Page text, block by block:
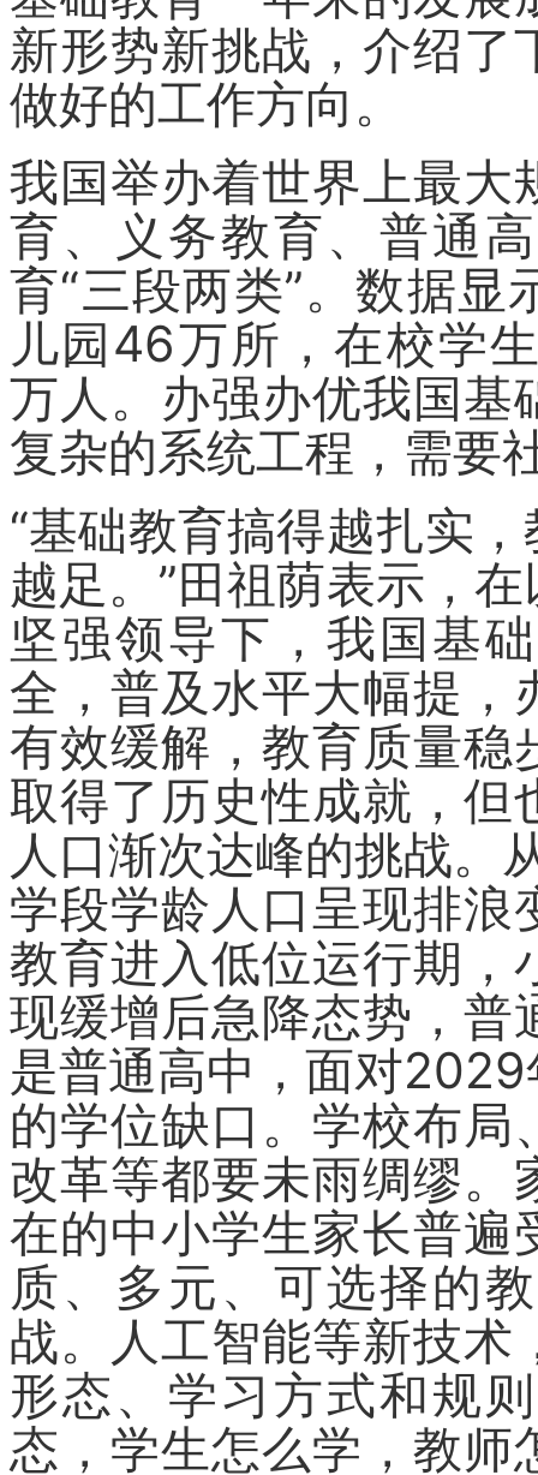
新形势新挑战，介绍了
做好的工作方向。
我国举办着世界上最大
育、义务教育、普通
育“三段两类”。数据
儿园46万所，在校学
万人。办强办优我国基
复杂的系统工程，需要
“基础教育搞得越扎实
越足。”田祖荫表示，
坚强领导下，我国基
全，普及水平大幅提，
有效缓解，教育质量稳
取得了历史性成就，但
人口渐次达峰的挑战。
学段学龄人口呈现排浪
教育进入低位运行期，
现缓增后急降态势，普
是普通高中，面对
的学位缺口。学校布局
改革等都要未雨绸缪。
在的中小学生家长普遍
质、多元、可选择的
战。人工智能等新技术
形态、学习方式和规
态，学生怎么学，教师